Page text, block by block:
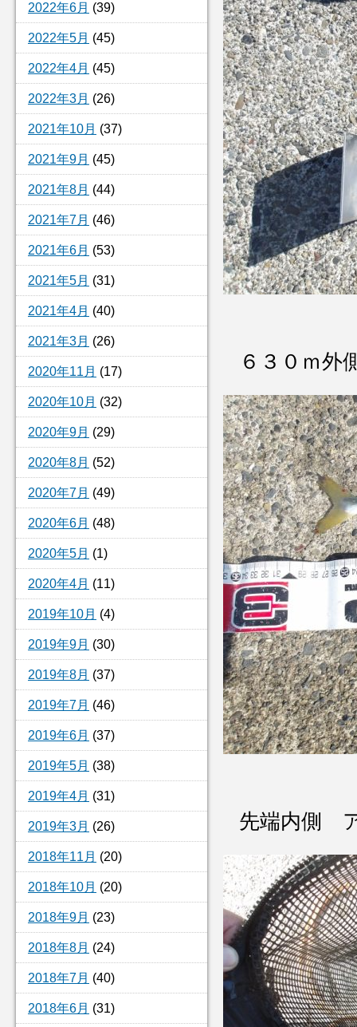
2022年6月 (39)
2022年5月 (45)
2022年4月 (45)
2022年3月 (26)
2021年10月 (37)
2021年9月 (45)
2021年8月 (44)
2021年7月 (46)
2021年6月 (53)
2021年5月 (31)
2021年4月 (40)
2021年3月 (26)
2020年11月 (17)
2020年10月 (32)
2020年9月 (29)
2020年8月 (52)
2020年7月 (49)
2020年6月 (48)
2020年5月 (1)
2020年4月 (11)
2019年10月 (4)
2019年9月 (30)
2019年8月 (37)
2019年7月 (46)
2019年6月 (37)
2019年5月 (38)
2019年4月 (31)
2019年3月 (26)
2018年11月 (20)
2018年10月 (20)
2018年9月 (23)
2018年8月 (24)
2018年7月 (40)
2018年6月 (31)
６３０ｍ
先端内側